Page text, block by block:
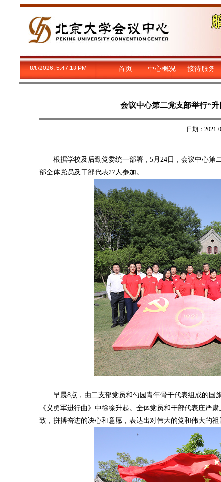
8/8/2026, 5:47:19 PM 首页 中心概况 接待服务
会议中心第二党支部举行“
日期：
根据学校及后勤党委统一部署，5月24日，会议中心第
部全体党员及干部代表27人参加。
早晨8点，由二支部党员和勺园青年骨干代表组成的国
《义勇军进行曲》中徐徐升起。全体党员和干部代表庄严
致，拼搏奋进的决心和意愿，表达出对伟大的党和伟大的